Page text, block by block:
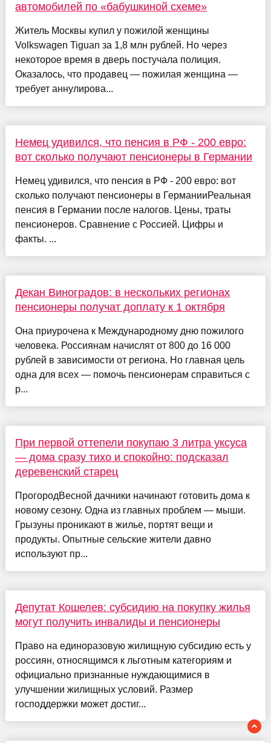
автомобилей по «бабушкиной схеме»
Житель Москвы купил у пожилой женщины
Volkswagen Tiguan за 1,8 млн рублей. Но через
некоторое время в дверь постучала полиция.
Оказалось, что продавец — пожилая женщина —
требует аннулирова...
Немец удивился, что пенсия в РФ - 200 евро:
вот сколько получают пенсионеры в Германии
Немец удивился, что пенсия в РФ - 200 евро: вот
сколько получают пенсионеры в ГерманииРеальная
пенсия в Германии после налогов. Цены, траты
пенсионеров. Сравнение с Россией. Цифры и
факты. ...
Декан Виноградов: в нескольких регионах
пенсионеры получат доплату к 1 октября
Она приурочена к Международному дню пожилого
человека. Россиянам начислят от 800 до 16 000
рублей в зависимости от региона. Но главная цель
одна для всех — помочь пенсионерам справиться с
р...
При первой оттепели покупаю 3 литра уксуса
— дома сразу тихо и спокойно: подсказал
деревенский старец
ПрогородВесной дачники начинают готовить дома к
новому сезону. Одна из главных проблем — мыши.
Грызуны проникают в жилье, портят вещи и
продукты. Опытные сельские жители давно
используют пр...
Депутат Кошелев: субсидию на покупку жилья
могут получить инвалиды и пенсионеры
Право на единоразовую жилищную субсидию есть у
россиян, относящимся к льготным категориям и
официально признанные нуждающимися в
улучшении жилищных условий. Размер
господдержки может достиг...